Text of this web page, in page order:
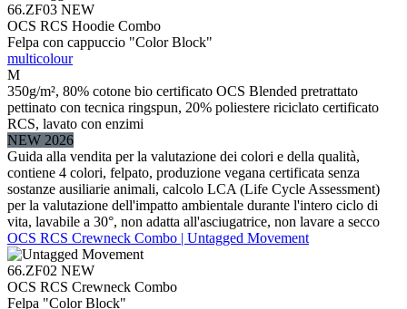
66.ZF03 NEW
OCS RCS Hoodie Combo
Felpa con cappuccio "Color Block"
multicolour
M
350g/m², 80% cotone bio certificato OCS Blended pretrattato
pettinato con tecnica ringspun, 20% poliestere riciclato certificato
RCS, lavato con enzimi
NEW 2026
Guida alla vendita per la valutazione dei colori e della qualità,
contiene 4 colori, felpato, produzione vegana certificata senza
sostanze ausiliarie animali, calcolo LCA (Life Cycle Assessment)
per la valutazione dell'impatto ambientale durante l'intero ciclo di
vita, lavabile a 30°, non adatta all'asciugatrice, non lavare a secco
OCS RCS Crewneck Combo | Untagged Movement
66.ZF02 NEW
OCS RCS Crewneck Combo
Felpa "Color Block"